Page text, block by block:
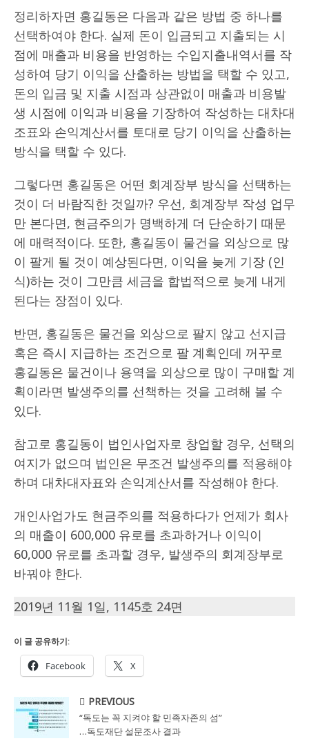
정리하자면 홍길동은 다음과 같은 방법 중 하나를
선택하여야 한다. 실제 돈이 입금되고 지출되는 시
점에 매출과 비용을 반영하는 수입지출내역서를 작
성하여 당기 이익을 산출하는 방법을 택할 수 있고,
돈의 입금 및 지출 시점과 상관없이 매출과 비용발
생 시점에 이익과 비용을 기장하여 작성하는 대차대
조표와 손익계산서를 토대로 당기 이익을 산출하는
방식을 택할 수 있다.
그렇다면 홍길동은 어떤 회계장부 방식을 선택하는
것이 더 바람직한 것일까? 우선, 회계장부 작성 업무
만 본다면, 현금주의가 명백하게 더 단순하기 때문
에 매력적이다. 또한, 홍길동이 물건을 외상으로 많
이 팔게 될 것이 예상된다면, 이익을 늦게 기장 (인
식)하는 것이 그만큼 세금을 합법적으로 늦게 내게
된다는 장점이 있다.
반면, 홍길동은 물건을 외상으로 팔지 않고 선지급
혹은 즉시 지급하는 조건으로 팔 계획인데 꺼꾸로
홍길동은 물건이나 용역을 외상으로 많이 구매할 계
획이라면 발생주의를 선책하는 것을 고려해 볼 수
있다.
참고로 홍길동이 법인사업자로 창업할 경우, 선택의
여지가 없으며 법인은 무조건 발생주의를 적용해야
하며 대차대자표와 손익계산서를 작성해야 한다.
개인사업가도 현금주의를 적용하다가 언제가 회사
의 매출이 600,000 유로를 초과하거나 이익이
60,000 유로를 초과할 경우, 발생주의 회계장부로
바꿔야 한다.
2019년 11월 1일, 1145호 24면
이 글 공유하기:
Facebook X
PREVIOUS
“독도는 꼭 지켜야 할 민족자존의 섬”
…독도재단 설문조사 결과